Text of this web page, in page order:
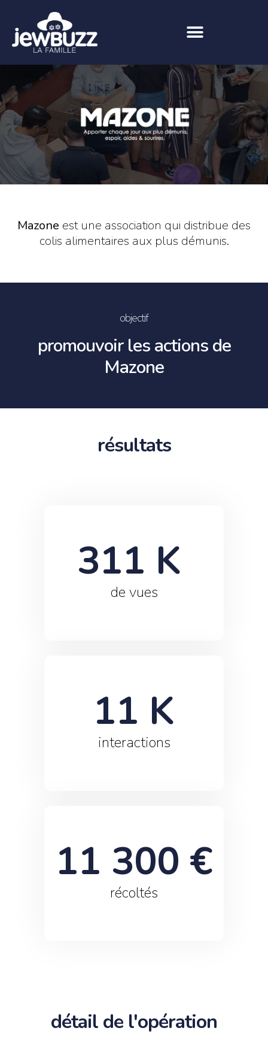
Mazone est une association qui distribue des
colis alimentaires aux plus démunis.
objectif
promouvoir les actions de
Mazone
résultats
de vues
311 K
interactions
11 K
récoltés
11 300 €
détail de l'opération